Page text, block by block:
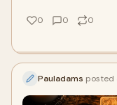
0 0 0
Pauladams posted